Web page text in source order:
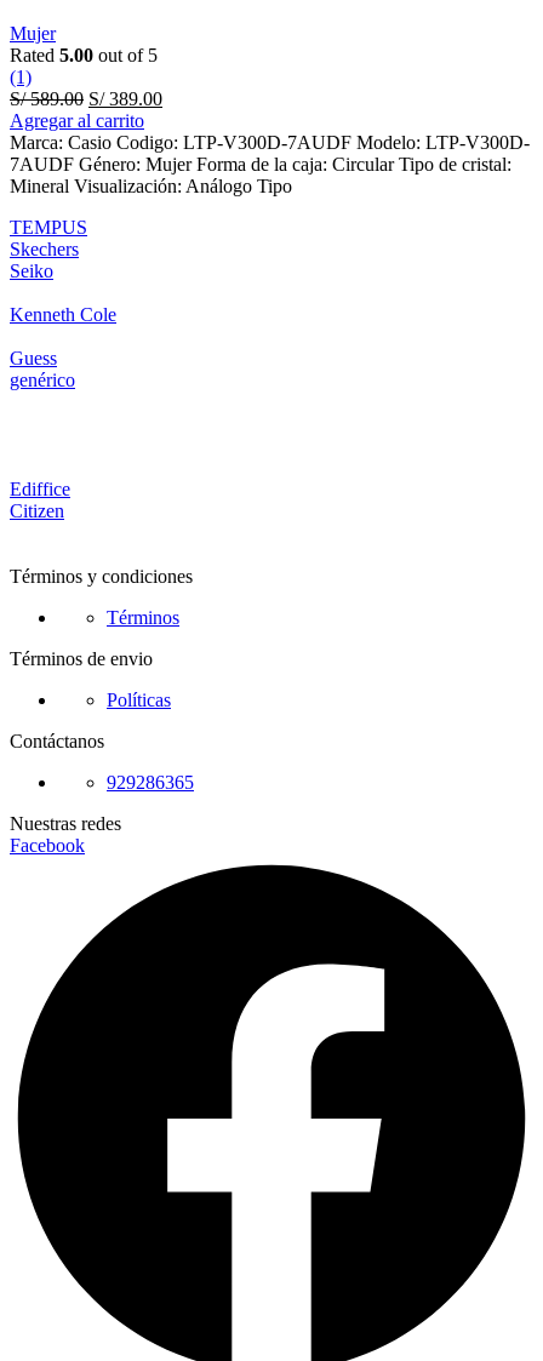
Mujer
Rated 5.00 out of 5
(1)
S/589.00 Original
price
was:
S/ 589.00.
S/389.00Current
is:
S/ 389.00.
Agregar al carrito
Marca: Casio Codigo: LTP-V300D-7AUDF Modelo: LTP-V300D-
7AUDF Género: Mujer Forma de la caja: Circular Tipo de cristal:
Mineral Visualización: Análogo Tipo
TEMPUS
Skechers
Seiko
Kenneth Cole
Guess
genérico
Ediffice
Citizen
Términos y condiciones
Términos
Términos de envio
Políticas
Contáctanos
929286365
Nuestras redes
Facebook